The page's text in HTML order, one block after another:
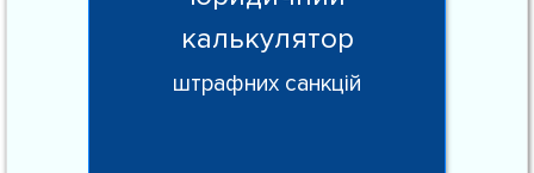
калькулятор
штрафних санкцій